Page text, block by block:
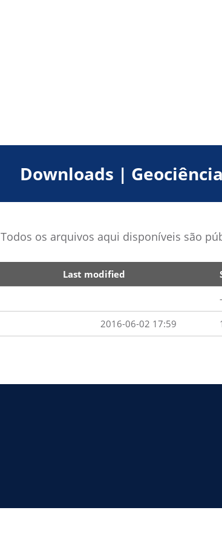
Downloads |
Todos os arquivos aqui disponíveis são
Last modified
-
2016-06-02 17:59